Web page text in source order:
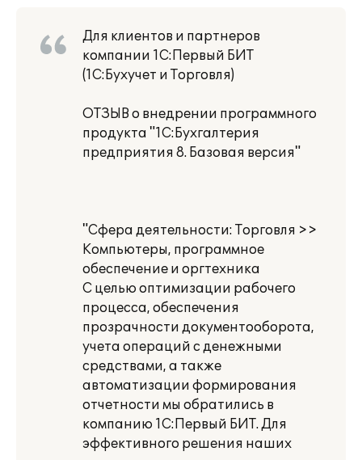
Для клиентов и партнеров
компании 1С:Первый БИТ
(1С:Бухучет и Торговля)
ОТЗЫВ о внедрении программного
продукта "1С:Бухгалтерия
предприятия 8. Базовая версия"
"Сфера деятельности: Торговля >>
Компьютеры, программное
обеспечение и оргтехника
С целью оптимизации рабочего
процесса, обеспечения
прозрачности документооборота,
учета операций с денежными
средствами, а также
автоматизации формирования
отчетности мы обратились в
компанию 1С:Первый БИТ. Для
эффективного решения наших